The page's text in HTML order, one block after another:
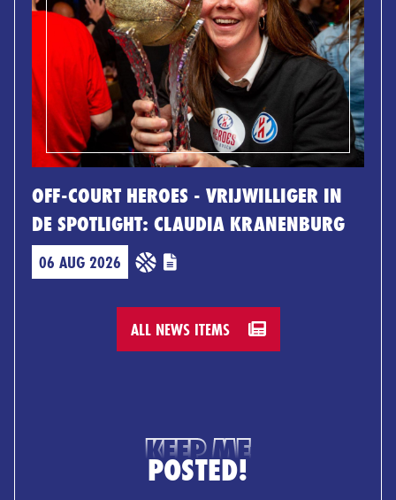
OFF-COURT HEROES - VRIJWILLIGER IN
DE SPOTLIGHT: CLAUDIA KRANENBURG
06 AUG 2026
ALL NEWS ITEMS
KEEP ME
POSTED!